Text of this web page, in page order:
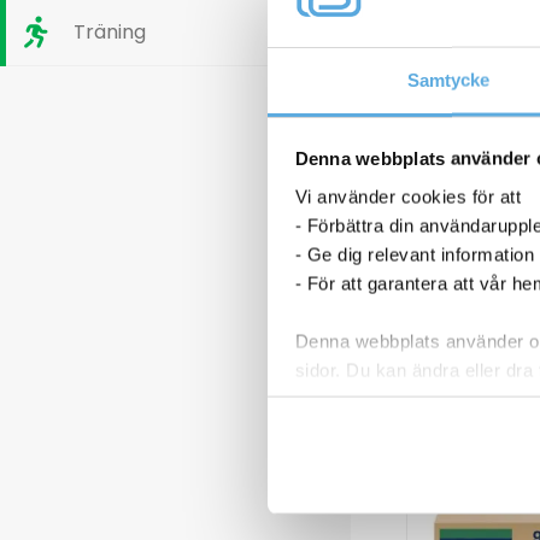
Samtycke
Denna webbplats använder
Vi använder cookies för att
- Förbättra din
- Ge dig relevant information
- För att garantera att vår
Denna webbplats använder
sidor. Du kan ändra eller
Träning